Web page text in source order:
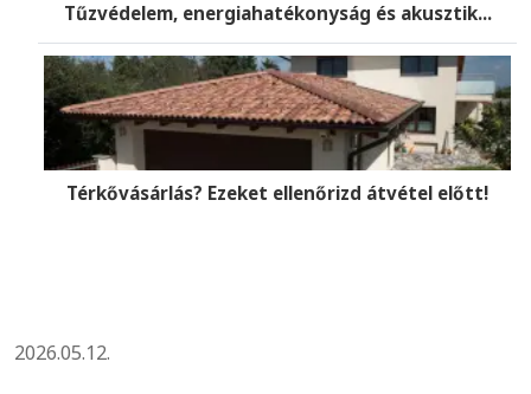
Tűzvédelem, energiahatékonyság és akusztik...
Térkővásárlás? Ezeket ellenőrizd átvétel előtt!
2026.05.12.